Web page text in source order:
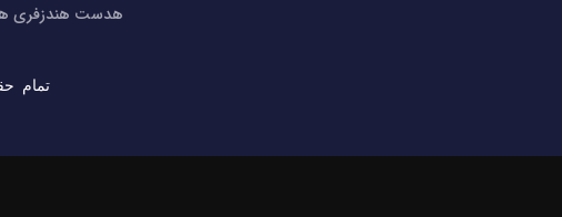
هدست هندزفری
تمام